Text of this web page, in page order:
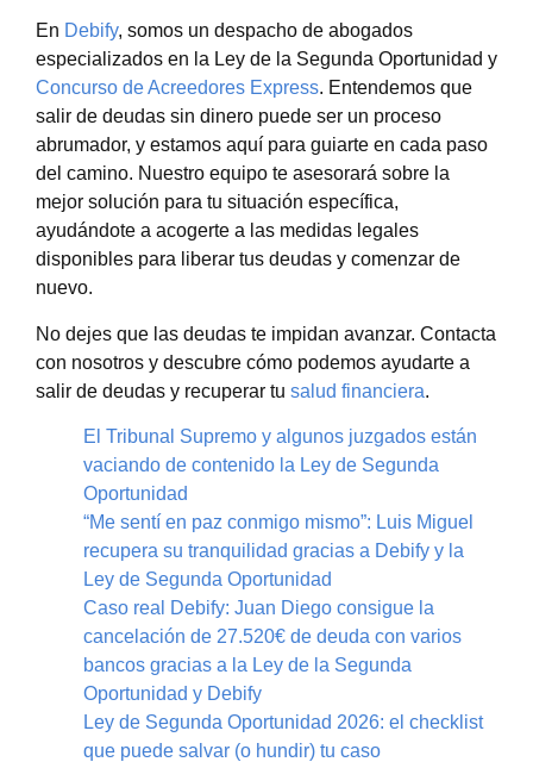
En Debify, somos un despacho de abogados
especializados en la Ley de la Segunda Oportunidad y
Concurso de Acreedores Express. Entendemos que
salir de deudas sin dinero puede ser un proceso
abrumador, y estamos aquí para guiarte en cada paso
del camino. Nuestro equipo te asesorará sobre la
mejor solución para tu situación específica,
ayudándote a acogerte a las medidas legales
disponibles para liberar tus deudas y comenzar de
nuevo.
No dejes que las deudas te impidan avanzar. Contacta
con nosotros y descubre cómo podemos ayudarte a
salir de deudas y recuperar tu salud financiera.
El Tribunal Supremo y algunos juzgados están
vaciando de contenido la Ley de Segunda
Oportunidad
“Me sentí en paz conmigo mismo”: Luis Miguel
recupera su tranquilidad gracias a Debify y la
Ley de Segunda Oportunidad
Caso real Debify: Juan Diego consigue la
cancelación de 27.520€ de deuda con varios
bancos gracias a la Ley de la Segunda
Oportunidad y Debify
Ley de Segunda Oportunidad 2026: el checklist
que puede salvar (o hundir) tu caso